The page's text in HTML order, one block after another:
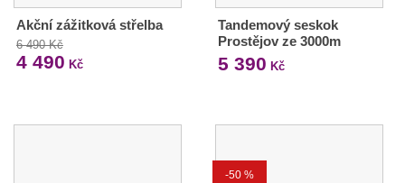
Akční zážitková střelba
6 490 Kč
4 490 Kč
Tandemový seskok
Prostějov ze 3000m
5 390 Kč
-50 %